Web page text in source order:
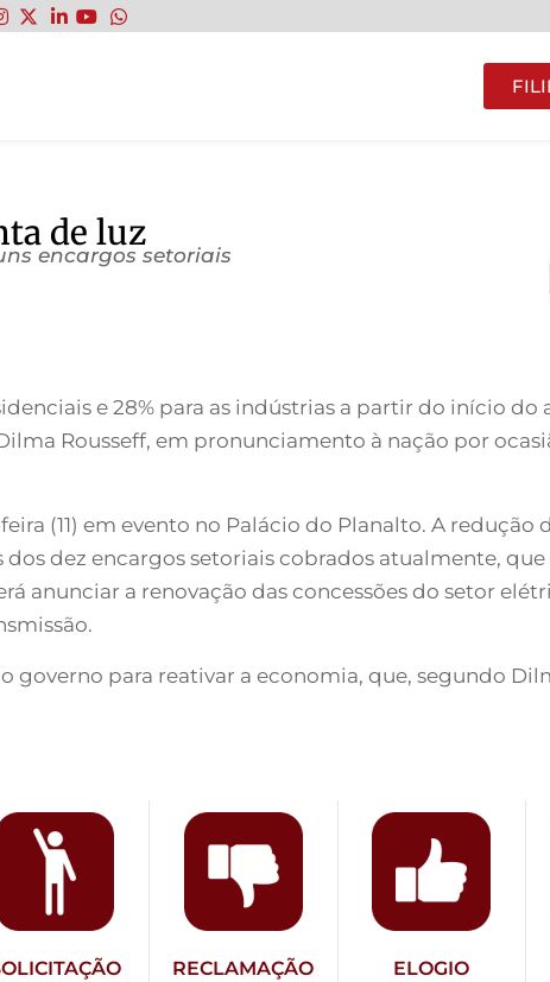
de luz
encargos setoriais
e 28% para as indústrias a partir do início do
Rousseff, em pronunciamento à nação por
(11) em evento no Palácio do Planalto. A redução
dez encargos setoriais cobrados atualmente,
anunciar a renovação das concessões do setor
para reativar a economia, que, segundo
RECLAMAÇÃO ELOGIO